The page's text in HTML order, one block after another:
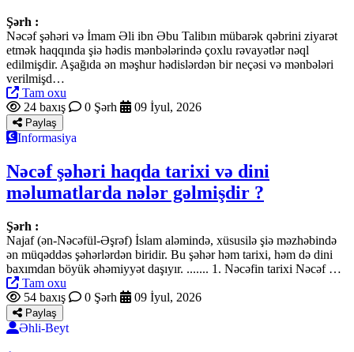
Şərh :
Nəcəf şəhəri və İmam Əli ibn Əbu Talibın mübarək qəbrini ziyarət
etmək haqqında şiə hədis mənbələrində çoxlu rəvayətlər nəql
edilmişdir. Aşağıda ən məşhur hədislərdən bir neçəsi və mənbələri
verilmişd…
Tam oxu
24 baxış
0 Şərh 09 İyul, 2026
Paylaş
Informasiya
Nəcəf şəhəri haqda tarixi və dini
məlumatlarda nələr gəlmişdir ?
Şərh :
Najaf (ən-Nəcəfül-Əşrəf) İslam aləmində, xüsusilə şiə məzhəbində
ən müqəddəs şəhərlərdən biridir. Bu şəhər həm tarixi, həm də dini
baxımdan böyük əhəmiyyət daşıyır. ....... 1. Nəcəfin tarixi Nəcəf …
Tam oxu
54 baxış
0 Şərh 09 İyul, 2026
Paylaş
Əhli-Beyt